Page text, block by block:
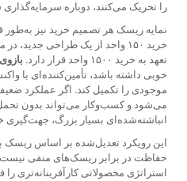
را تحریک می‌کنند، دوباره
نمایه ریسک هر تصمیم خرید نیز به‌طور
خرید ۱۵۰ واحد از یک طراحی
تعهد به خرید ۱۵۰۰ واحد قرار دارد.
خوبی داشته باشد، تأمین‌کننده‌ای با
موجودی را تکمیل کند. اگر عملکرد
می‌شود و کسب‌وکار می‌تواند بدون
انباشته‌شده‌ای بسیار بزرگ، جهت‌گیری
این رویکرد تعدیل‌شده بر اساس ریسک
حفاظت در برابر ریسک‌های منفی نیست
استراتژی محصولاتی کارآفرینانه‌تری